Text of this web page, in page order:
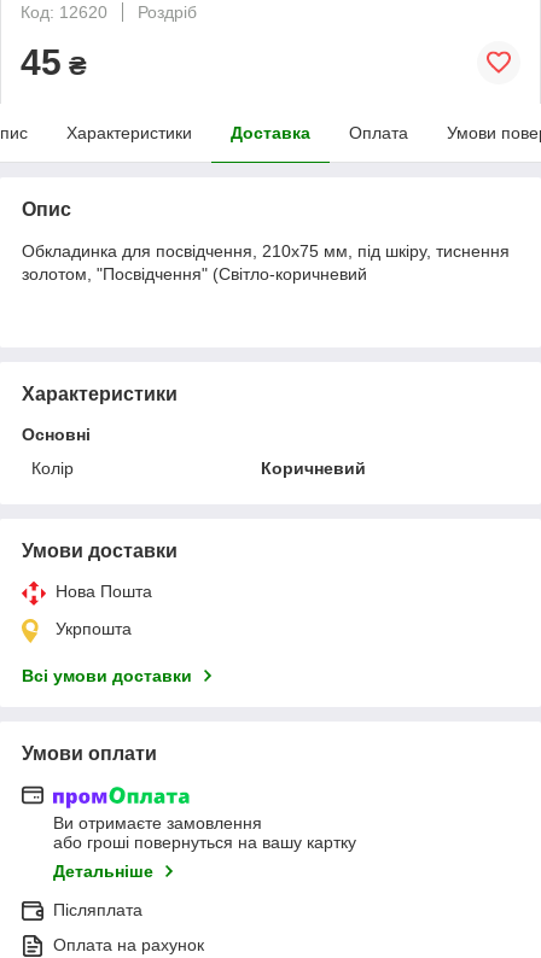
Код: 12620
Роздріб
45 ₴
Характеристики Доставка Оплата Умови
Опис
Обкладинка для посвідчення, 210х75 мм, під шкіру, тиснення
золотом, "Посвідчення" (Світло-коричневий
Характеристики
Основні
Колір
Коричневий
Умови доставки
Нова Пошта
Укрпошта
Всі умови доставки
Умови оплати
Ви отримаєте замовлення
або гроші повернуться на вашу картку
Детальніше
Післяплата
Оплата на рахунок